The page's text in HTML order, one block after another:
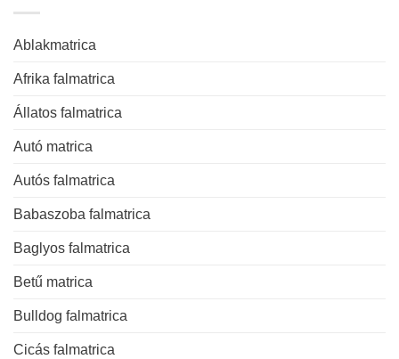
Ablakmatrica
Afrika falmatrica
Állatos falmatrica
Autó matrica
Autós falmatrica
Babaszoba falmatrica
Baglyos falmatrica
Betű matrica
Bulldog falmatrica
Cicás falmatrica